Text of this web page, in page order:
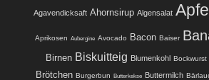
Agavendicksaft Ahornsirup Algensalat Apfel
Aprikosen Aubergine Avocado Bacon Baiser
Birnen Biskuitteig Blumenkohl Bockwurst
Brötchen Burgerbun Butterkekse Buttermilch